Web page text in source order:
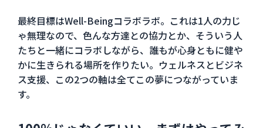
最終目標はWell-Beingコラボラボ。これは1人の力じ
ゃ無理なので、色んな方達との協力とか、そういう人
たちと一緒にコラボしながら、誰もが心身ともに健や
かに生きられる場所を作りたい。ウェルネスとビジネ
ス支援、この2つの軸は全てこの夢につながっていま
す。